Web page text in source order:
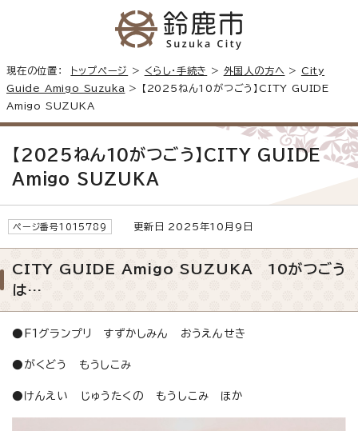
現在の位置： トップページ > くらし・手続き > 外国人の方へ > City
Guide Amigo Suzuka > 【2025ねん10がつごう】CITY GUIDE
Amigo SUZUKA
【2025ねん10がつごう】CITY GUIDE
Amigo SUZUKA
ページ番号1015789 更新日 2025年10月9日
CITY GUIDE Amigo SUZUKA 10がつごう
は…
●F1グランプリ すずかしみん おうえんせき
●がくどう もうしこみ
●けんえい じゅうたくの もうしこみ ほか